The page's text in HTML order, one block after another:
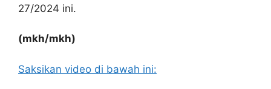
27/2024 ini.
(mkh/mkh)
Saksikan video di bawah ini: